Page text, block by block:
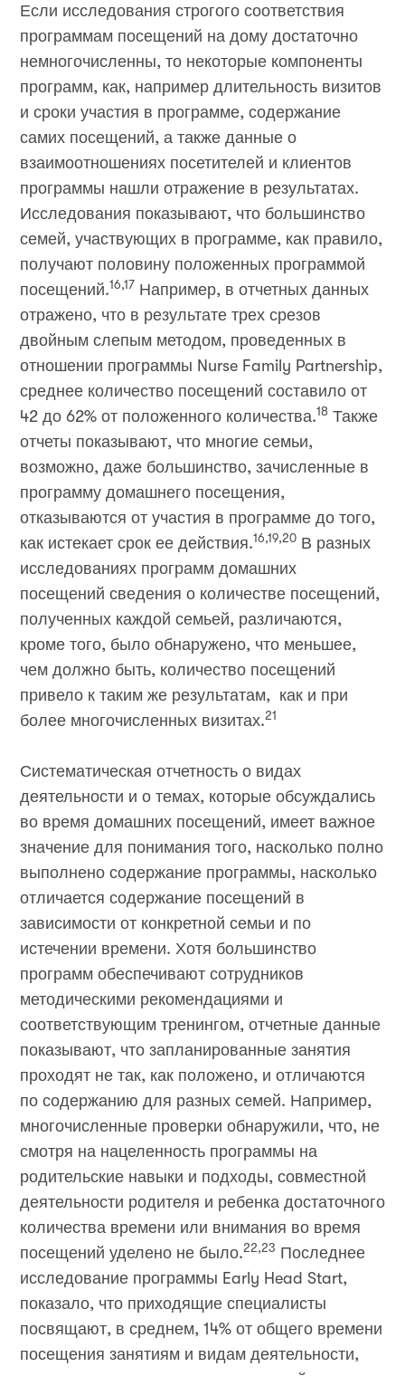
Если исследования строгого соответствия
программам посещений на дому достаточно
немногочисленны, то некоторые компоненты
программ, как, например длительность визитов
и сроки участия в программе, содержание
самих посещений, а также данные о
взаимоотношениях посетителей и клиентов
программы нашли отражение в результатах.
Исследования показывают, что большинство
семей, участвующих в программе, как правило,
получают половину положенных программой
посещений.16,17 Например, в отчетных данных
отражено, что в результате трех срезов
двойным слепым методом, проведенных в
отношении программы Nurse Family Partnership,
среднее количество посещений составило от
42 до 62% от положенного количества.18 Также
отчеты показывают, что многие семьи,
возможно, даже большинство, зачисленные в
программу домашнего посещения,
отказываются от участия в программе до того,
как истекает срок ее действия.16,19,20 В разных
исследованиях программ домашних
посещений сведения о количестве посещений,
полученных каждой семьей, различаются,
кроме того, было обнаружено, что меньшее,
чем должно быть, количество посещений
привело к таким же результатам, как и при
более многочисленных визитах.21
Систематическая отчетность о видах
деятельности и о темах, которые обсуждались
во время домашних посещений, имеет важное
значение для понимания того, насколько полно
выполнено содержание программы, насколько
отличается содержание посещений в
зависимости от конкретной семьи и по
истечении времени. Хотя большинство
программ обеспечивают сотрудников
методическими рекомендациями и
соответствующим тренингом, отчетные данные
показывают, что запланированные занятия
проходят не так, как положено, и отличаются
по содержанию для разных семей. Например,
многочисленные проверки обнаружили, что, не
смотря на нацеленность программы на
родительские навыки и подходы, совместной
деятельности родителя и ребенка достаточного
количества времени или внимания во время
посещений уделено не было.22,23 Последнее
исследование программы Early Head Start,
показало, что приходящие специалисты
посвящают, в среднем, 14% от общего времени
посещения занятиям и видам деятельности,